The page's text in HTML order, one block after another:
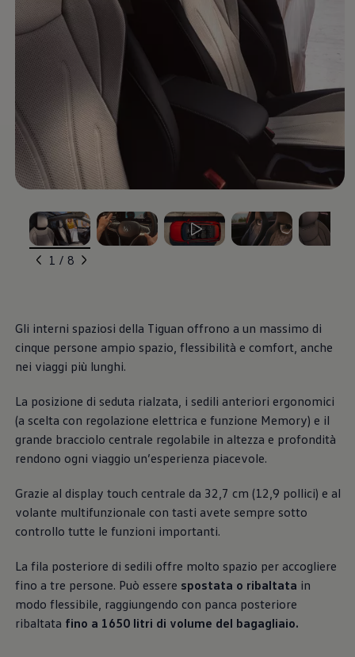
Pacchetti di servizi
Assistenza in caso di guasti o incidenti
Clever Repair / Totalrepair
Rapporto del danno online
Assicurazioni
Extra digitali
Ricerca dei servizi per il proprio modello
App Volkswagen, login e shop
Collegare cellulare e veicolo
Aggiornamenti per software, mappe e radio
Manuale digitale
Disattivazione della rete di telefonia mobile
myVolkswagen
Impegno calcistico
Rivista Volkswagen
Blog Volkswagen
, 1 di 8
1 / 8
Gli interni spaziosi della Tiguan offrono a un massimo di
cinque persone ampio spazio, flessibilità e comfort, anche
nei viaggi più lunghi.
La posizione di seduta rialzata, i sedili anteriori ergonomici
(a scelta con regolazione elettrica e funzione Memory) e il
grande bracciolo centrale regolabile in altezza e profondità
rendono ogni viaggio un’esperienza piacevole.
Grazie al display touch centrale da 32,7 cm (12,9 pollici) e al
volante multifunzionale con tasti avete sempre sotto
controllo tutte le funzioni importanti.
La fila posteriore di sedili offre molto spazio per accogliere
fino a tre persone. Può essere spostata o ribaltata in
modo flessibile, raggiungendo con panca posteriore
ribaltata fino a 1650 litri di volume del bagagliaio.